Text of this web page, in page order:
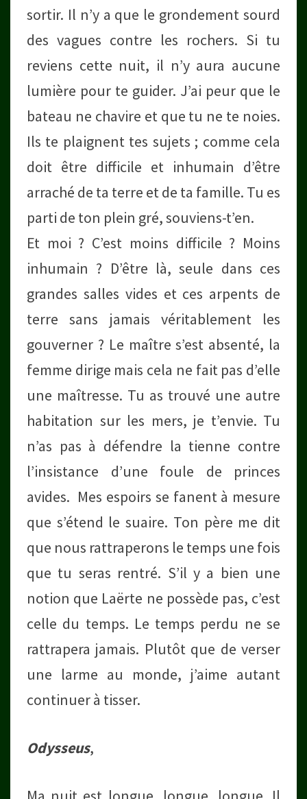
sortir. Il n’y a que le grondement sourd
des vagues contre les rochers. Si tu
reviens cette nuit, il n’y aura aucune
lumière pour te guider. J’ai peur que le
bateau ne chavire et que tu ne te noies.
Ils te plaignent tes sujets ; comme cela
doit être difficile et inhumain d’être
arraché de ta terre et de ta famille. Tu es
parti de ton plein gré, souviens-t’en.
Et moi ? C’est moins difficile ? Moins
inhumain ? D’être là, seule dans ces
grandes salles vides et ces arpents de
terre sans jamais véritablement les
gouverner ? Le maître s’est absenté, la
femme dirige mais cela ne fait pas d’elle
une maîtresse. Tu as trouvé une autre
habitation sur les mers, je t’envie. Tu
n’as pas à défendre la tienne contre
l’insistance d’une foule de princes
avides. Mes espoirs se fanent à mesure
que s’étend le suaire. Ton père me dit
que nous rattraperons le temps une fois
que tu seras rentré. S’il y a bien une
notion que Laërte ne possède pas, c’est
celle du temps. Le temps perdu ne se
rattrapera jamais. Plutôt que de verser
une larme au monde, j’aime autant
continuer à tisser.
Odysseus,